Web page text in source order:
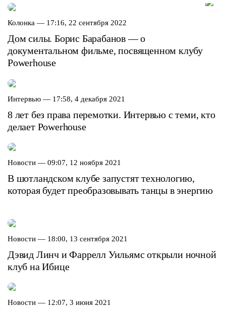
Колонка — 17:16, 22 сентября 2022
Дом силы. Борис Барабанов — о
документальном фильме, посвященном клубу
Powerhouse
Интервью — 17:58, 4 декабря 2021
8 лет без права перемотки. Интервью с теми, кто
делает Powerhouse
Новости — 09:07, 12 ноября 2021
В шотландском клубе запустят технологию,
которая будет преобразовывать танцы в энергию
Новости — 18:00, 13 сентября 2021
Дэвид Линч и Фаррелл Уильямс открыли ночной
клуб на Ибице
Новости — 12:07, 3 июня 2021